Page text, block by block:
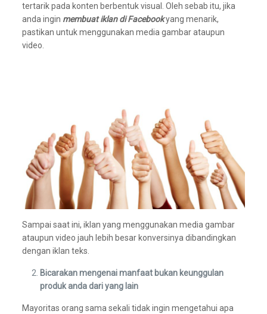
tertarik pada konten berbentuk visual. Oleh sebab itu, jika
anda ingin membuat iklan di Facebookyang menarik,
pastikan untuk menggunakan media gambar ataupun
video.
Sampai saat ini, iklan yang menggunakan media gambar
ataupun video jauh lebih besar konversinya dibandingkan
dengan iklan teks.
Bicarakan mengenai manfaat bukan keunggulan
produk anda dari yang lain
Mayoritas orang sama sekali tidak ingin mengetahui apa